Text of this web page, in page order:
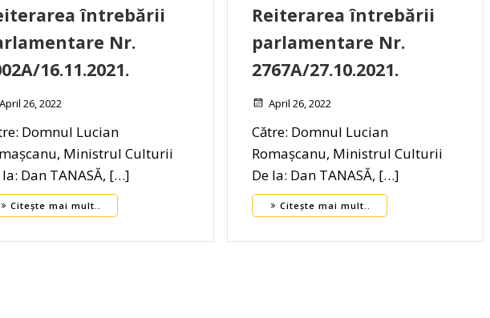
întrebării
Nr.
16.11.2021.
April 26, 2022
Domnul Lucian
Ministrul Culturii
la: Dan TANASĂ, […]
Citește mai mult..
Reiterarea întrebării
parlamentare Nr.
2767A/27.10.2021.
April 26, 2022
Către: Domnul Lucian
Romașcanu, Ministrul Culturii
De la: Dan TANASĂ, […]
Citește mai mult..